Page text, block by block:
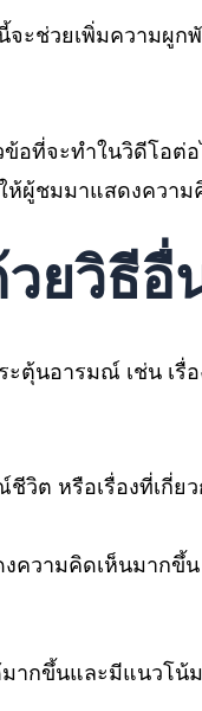
จะช่วยเพิ่มความผูก
อที่จะทำในวิดีโอต่
ห้ผู้ชมมาแสดงความ
ยวิธีอื่
ตุ้นอารมณ์ เช่น เรื่อ
วิต หรือเรื่องที่เกี่ย
ความคิดเห็นมากขึ้น
ากขึ้นและมีแนวโน้